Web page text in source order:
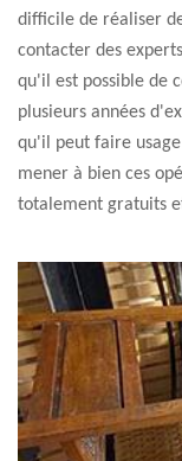
difficile de réaliser
contacter des
qu'il est possible de
plusieurs années
qu'il peut faire
mener à bien ces
totalement gratuits